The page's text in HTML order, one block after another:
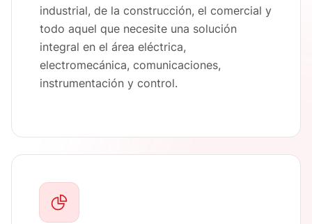
industrial, de la construcción, el comercial y
todo aquel que necesite una solución
integral en el área eléctrica,
electromecánica, comunicaciones,
instrumentación y control.